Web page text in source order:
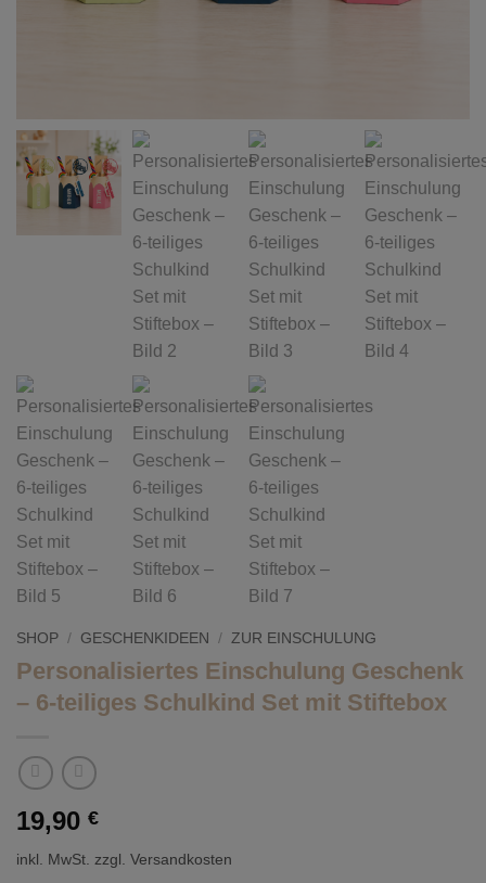
SHOP / GESCHENKIDEEN / ZUR EINSCHULUNG
Personalisiertes Einschulung Geschenk
– 6-teiliges Schulkind Set mit Stiftebox
19,90 €
inkl. MwSt. zzgl. Versandkosten